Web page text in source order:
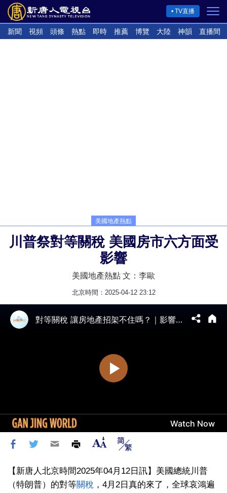
TV直播
新聞 視頻 頭條 熱點 即時 推薦 博覽 大陸 神韻 直播間
美國地產熱點
川普祭對等關稅 美國房市六方面受
影響
美國地產熱點 文：李歐
北京時間：2025-04-12 23:12
【新唐人北京時間2025年04月12日訊】美國總統川普
（特朗普）的對等關稅 ，4月2日真的來了，全球哀鴻遍